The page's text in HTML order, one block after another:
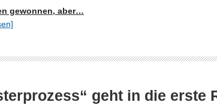
gewonnen, aber…
geht in die erste